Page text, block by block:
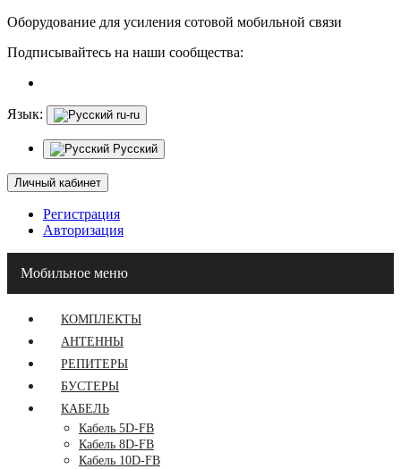
Оборудование для усиления сотовой мобильной связи
Подписывайтесь на наши сообщества:
Язык: ru-ru
Русский
Личный кабинет
Регистрация
Авторизация
Мобильное меню
КОМПЛЕКТЫ
АНТЕННЫ
РЕПИТЕРЫ
БУСТЕРЫ
КАБЕЛЬ
Кабель 5D-FB
Кабель 8D-FB
Кабель 10D-FB